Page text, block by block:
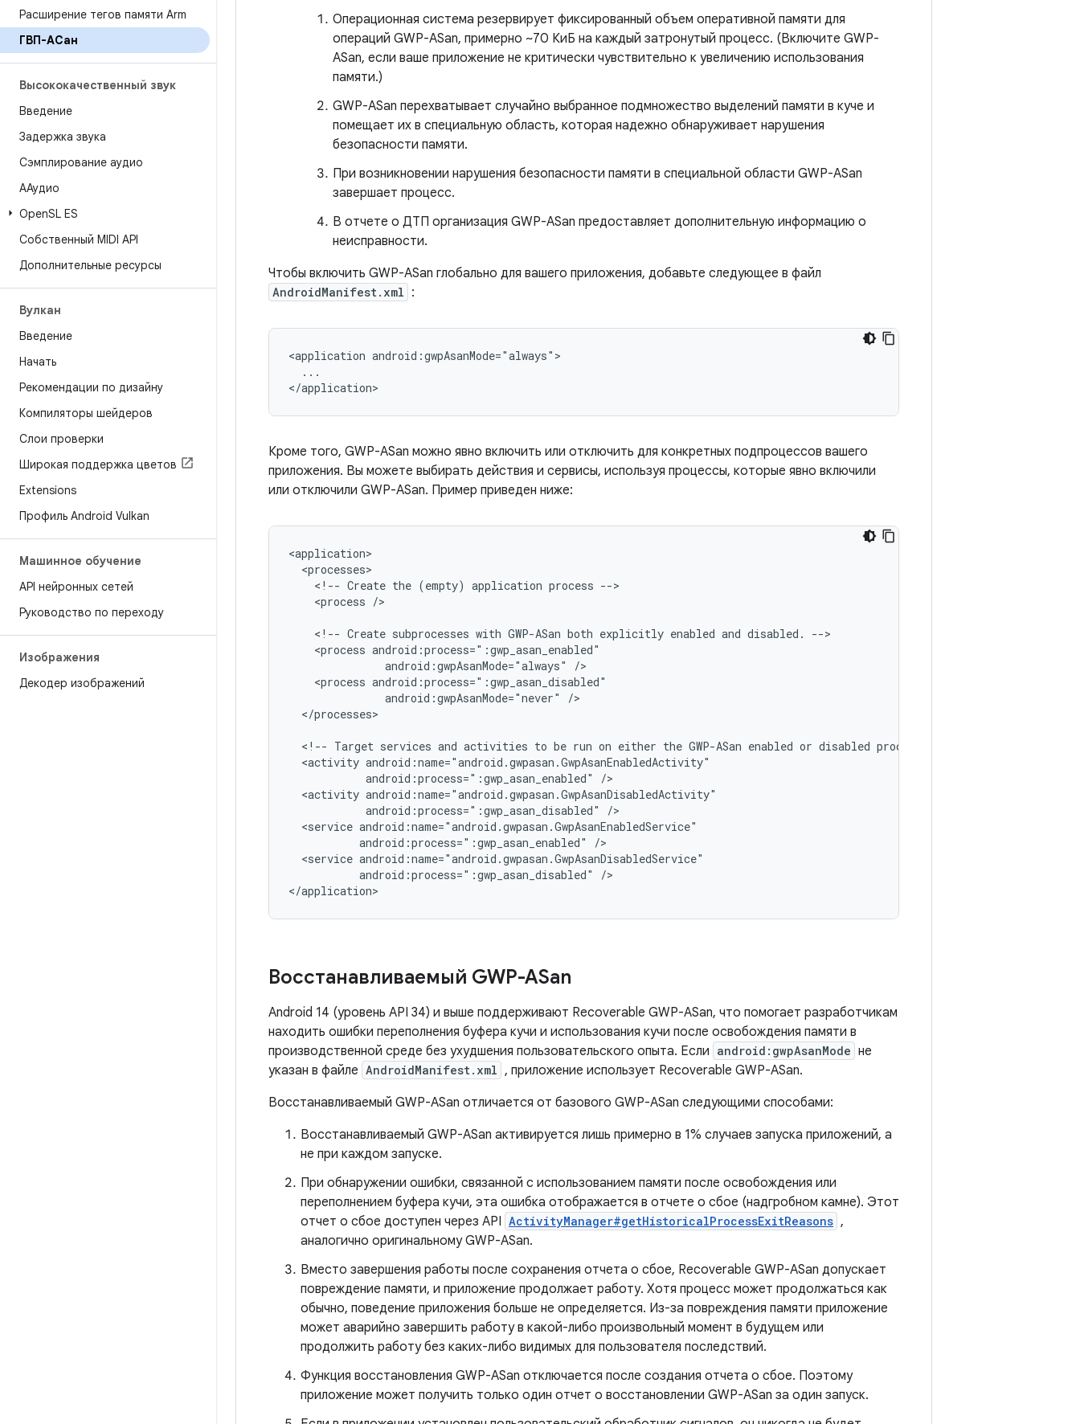
Расширение тегов памяти Arm
ГВП-АСан
Высококачественный звук
Введение
Задержка звука
Сэмплирование аудио
ААудио
OpenSL ES
Собственный MIDI API
Дополнительные ресурсы
Вулкан
Введение
Начать
Рекомендации по дизайну
Компиляторы шейдеров
Слои проверки
Широкая поддержка цветов
Extensions
Профиль Android Vulkan
Машинное обучение
API нейронных сетей
Руководство по переходу
Изображения
Декодер изображений
Операционная система резервирует фиксированный объем оперативной памяти для
операций GWP-ASan, примерно ~70 КиБ на каждый затронутый процесс. (Включите GWP-
ASan, если ваше приложение не критически чувствительно к увеличению использования
памяти.)
GWP-ASan перехватывает случайно выбранное подмножество выделений памяти в куче и
помещает их в специальную область, которая надежно обнаруживает нарушения
безопасности памяти.
При возникновении нарушения безопасности памяти в специальной области GWP-ASan
завершает процесс.
В отчете о ДТП организация GWP-ASan предоставляет дополнительную информацию о
неисправности.
Чтобы включить GWP-ASan глобально для вашего приложения, добавьте следующее в файл
AndroidManifest.xml :
<application
...
</application>
Кроме того, GWP-ASan можно явно включить или отключить для конкретных подпроцессов вашего
приложения. Вы можете выбирать действия и сервисы, используя процессы, которые явно включили
или отключили GWP-ASan. Пример приведен ниже:
<!-- Create the (empty) application process
<process />
<!-- Create subprocesses with GWP-ASan both explicitly enabled and disabled.
<process
android:gwpAsanMode="always"
<process
android:gwpAsanMode="never"
</processes>
<!-- Target services and activities to be run on either the GWP-ASan enabled or disabled processes.
<activity
android:process=":gwp_asan_enabled"
<activity
android:process=":gwp_asan_disabled"
<service
android:process=":gwp_asan_enabled"
<service
android:process=":gwp_asan_disabled"
/>
</application>
Восстанавливаемый GWP-ASan
Android 14 (уровень API 34) и выше поддерживают Recoverable GWP-ASan, что помогает разработчикам
находить ошибки переполнения буфера кучи и использования кучи после освобождения памяти в
производственной среде без ухудшения пользовательского опыта. Если android:gwpAsanMode не
указан в файле AndroidManifest.xml , приложение использует Recoverable GWP-ASan.
Восстанавливаемый GWP-ASan отличается от базового GWP-ASan следующими способами:
Восстанавливаемый GWP-ASan активируется лишь примерно в 1% случаев запуска приложений, а
не при каждом запуске.
При обнаружении ошибки, связанной с использованием памяти после освобождения или
переполнением буфера кучи, эта ошибка отображается в отчете о сбое (надгробном камне). Этот
отчет о сбое доступен через API ActivityManager#getHistoricalProcessExitReasons ,
аналогично оригинальному GWP-ASan.
Вместо завершения работы после сохранения отчета о сбое, Recoverable GWP-ASan допускает
повреждение памяти, и приложение продолжает работу. Хотя процесс может продолжаться как
обычно, поведение приложения больше не определяется. Из-за повреждения памяти приложение
может аварийно завершить работу в какой-либо произвольный момент в будущем или
продолжить работу без каких-либо видимых для пользователя последствий.
Функция восстановления GWP-ASan отключается после создания отчета о сбое. Поэтому
приложение может получить только один отчет о восстановлении GWP-ASan за один запуск.